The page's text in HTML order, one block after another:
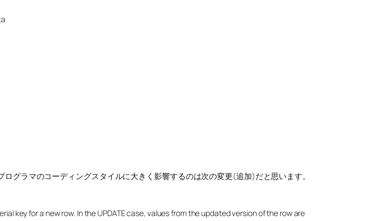
グラマのコーディングスタイルに大きく影響するのは次の変更(追加)だと思います。
key for a new row. In the UPDATE case, values from the updated version of the row are